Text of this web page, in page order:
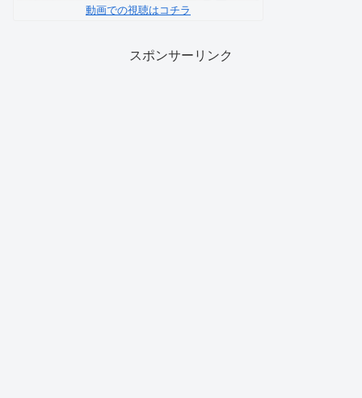
動画での視聴はコチラ
スポンサーリンク